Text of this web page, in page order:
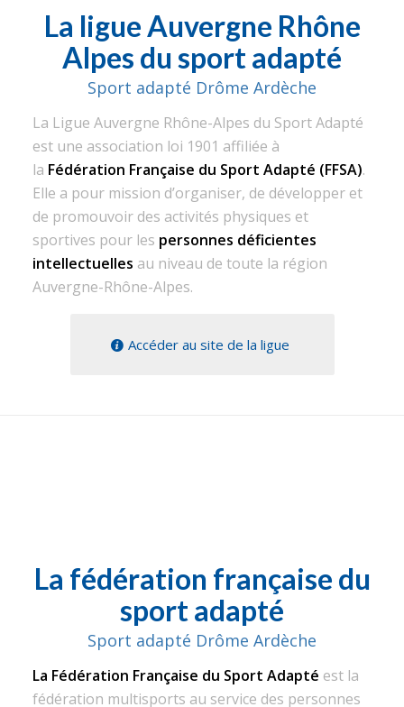
La ligue Auvergne Rhône
Alpes du sport adapté
Sport adapté Drôme Ardèche
La Ligue Auvergne Rhône-Alpes du Sport Adapté
est une association loi 1901 affiliée à
la Fédération Française du Sport Adapté (FFSA).
Elle a pour mission d’organiser, de développer et
de promouvoir des activités physiques et
sportives pour les personnes déficientes
intellectuelles au niveau de toute la région
Auvergne-Rhône-Alpes.
Accéder au site de la ligue
La fédération française du
sport adapté
Sport adapté Drôme Ardèche
La Fédération Française du Sport Adapté est la
fédération multisports au service des personnes